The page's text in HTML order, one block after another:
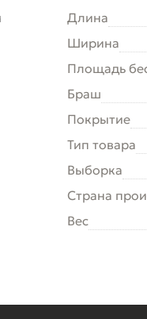
Длина
Ширина
Площадь
Браш
Покрытие
Тип товара
Выборка
Страна
Вес